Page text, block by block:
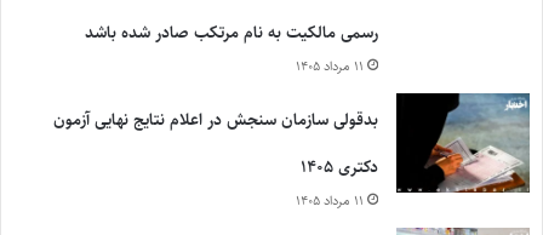
رسمی مالکیت به نام مرتکب صادر شده باشد
۱۱ مرداد ۱۴۰۵
بدقولی سازمان سنجش در اعلام نتایج نهایی آزمون
دکتری ۱۴۰۵
۱۱ مرداد ۱۴۰۵